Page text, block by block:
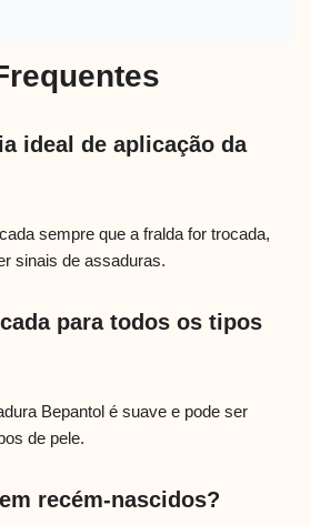
ideal de aplicação da
sempre que a fralda for trocada,
sinais de assaduras.
para todos os tipos
Bepantol é suave e pode ser
de pele.
recém-nascidos?